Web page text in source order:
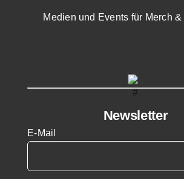
Medien und Events für Merch &
Newsletter
E-Mail